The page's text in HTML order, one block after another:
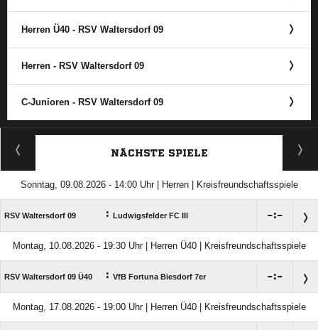
Herren Ü40 - RSV Waltersdorf 09
Herren - RSV Waltersdorf 09
C-Junioren - RSV Waltersdorf 09
ANZEIGE
NÄCHSTE SPIELE
Sonntag, 09.08.2026 - 14:00 Uhr | Herren | Kreisfreundschaftsspiele
RSV Waltersdorf 09 : Ludwigsfelder FC III :
Montag, 10.08.2026 - 19:30 Uhr | Herren Ü40 | Kreisfreundschaftsspiele
RSV Waltersdorf 09 Ü40 : VfB Fortuna Biesdorf 7er :
Montag, 17.08.2026 - 19:00 Uhr | Herren Ü40 | Kreisfreundschaftsspiele